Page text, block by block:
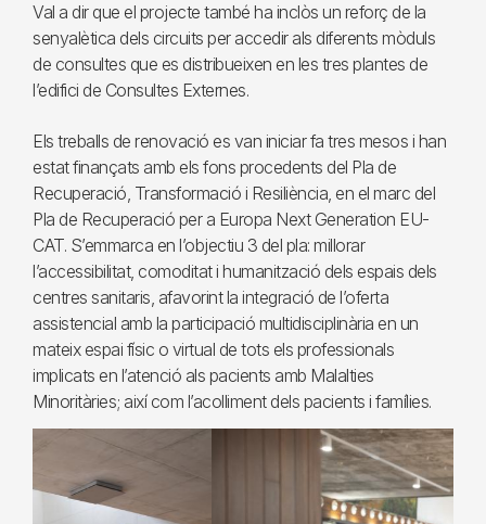
Val a dir que el projecte també ha inclòs un reforç de la
senyalètica dels circuits per accedir als diferents mòduls
de consultes que es distribueixen en les tres plantes de
l’edifici de Consultes Externes.
Els treballs de renovació es van iniciar fa tres mesos i han
estat finançats amb els fons procedents del Pla de
Recuperació, Transformació i Resiliència, en el marc del
Pla de Recuperació per a Europa Next Generation EU-
CAT. S’emmarca en l’objectiu 3 del pla: millorar
l’accessibilitat, comoditat i humanització dels espais dels
centres sanitaris, afavorint la integració de l’oferta
assistencial amb la participació multidisciplinària en un
mateix espai físic o virtual de tots els professionals
implicats en l’atenció als pacients amb Malalties
Minoritàries; així com l’acolliment dels pacients i famílies.